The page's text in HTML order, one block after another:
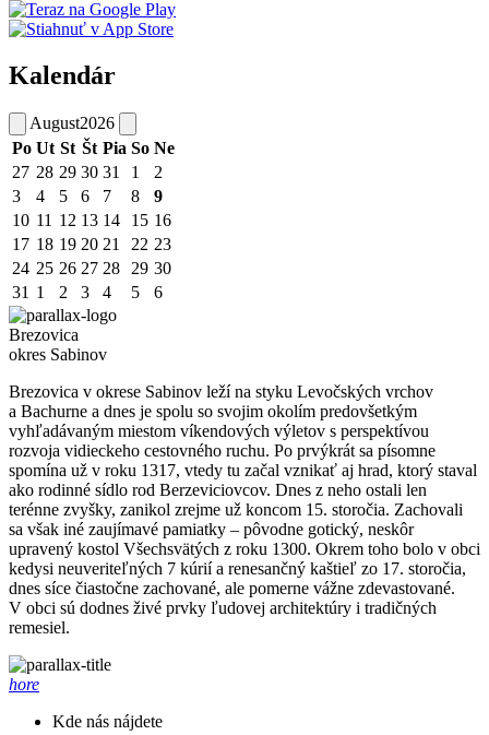
Kalendár
August2026
Po Ut St Št Pia So Ne
27 28 29 30 31 1
2
3
4 5 6 7 8
9
10 11 12 13 14 15 16
17 18 19 20 21 22 23
24 25 26 27 28 29 30
31 1 2 3 4 5 6
Brezovica
okres Sabinov
Brezovica v okrese Sabinov leží na styku Levočských vrchov
a Bachurne a dnes je spolu so svojim okolím predovšetkým
vyhľadávaným miestom víkendových výletov s perspektívou
rozvoja vidieckeho cestovného ruchu. Po prvýkrát sa písomne
spomína už v roku 1317, vtedy tu začal vznikať aj hrad, ktorý staval
ako rodinné sídlo rod Berzeviciovcov. Dnes z neho ostali len
terénne zvyšky, zanikol zrejme už koncom 15. storočia. Zachovali
sa však iné zaujímavé pamiatky – pôvodne gotický, neskôr
upravený kostol Všechsvätých z roku 1300. Okrem toho bolo v obci
kedysi neuveriteľných 7 kúrií a renesančný kaštieľ zo 17. storočia,
dnes síce čiastočne zachované, ale pomerne vážne zdevastované.
V obci sú dodnes živé prvky ľudovej architektúry i tradičných
remesiel.
hore
Kde nás nájdete